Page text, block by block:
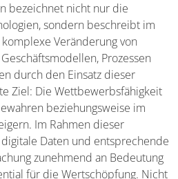
bezeichnet nicht nur die
sondern beschreibt im
Veränderung von
Prozessen
durch den Einsatz dieser
Ziel: Die Wettbewerbsfähigkeit
beziehungsweise im
Im Rahmen dieser
Daten und entsprechende
zunehmend an Bedeutung
für die Wertschöpfung. Nicht